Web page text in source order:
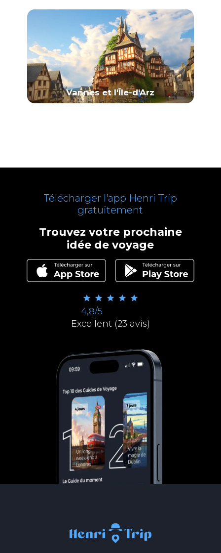
Vannes et l'Île-d'Arz
Télécharger l'app Henri Trip
gratuitement
Trouvez votre prochaine
idée de voyage
4,8/5
Excellent (23 avis)